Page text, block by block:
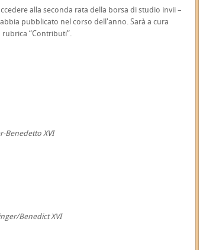
alla seconda rata della borsa di studio invii –
pubblicato nel corso dell'anno. Sarà a cura
“Contributi”.
Benedetto XVI
Benedict XVI